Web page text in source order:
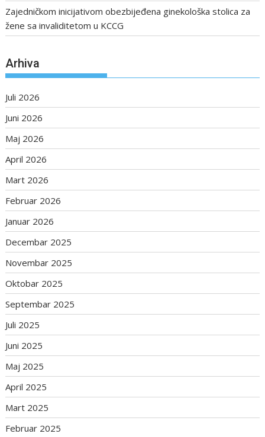
Zajedničkom inicijativom obezbijeđena ginekološka stolica za
žene sa invaliditetom u KCCG
Arhiva
Juli 2026
Juni 2026
Maj 2026
April 2026
Mart 2026
Februar 2026
Januar 2026
Decembar 2025
Novembar 2025
Oktobar 2025
Septembar 2025
Juli 2025
Juni 2025
Maj 2025
April 2025
Mart 2025
Februar 2025